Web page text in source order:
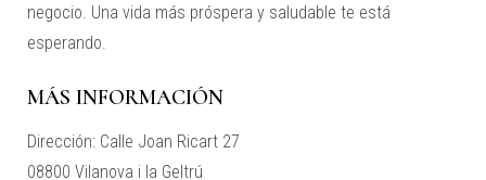
negocio. Una vida más próspera y saludable te está
esperando.
MÁS INFORMACIÓN
Dirección: Calle Joan Ricart 27
08800 Vilanova i la Geltrú